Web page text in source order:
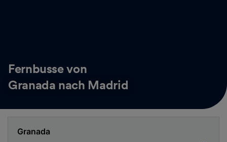
Fernbusse von
Granada nach Madrid